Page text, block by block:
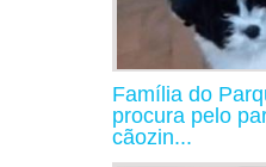
Família do
procura pelo
cãozin...